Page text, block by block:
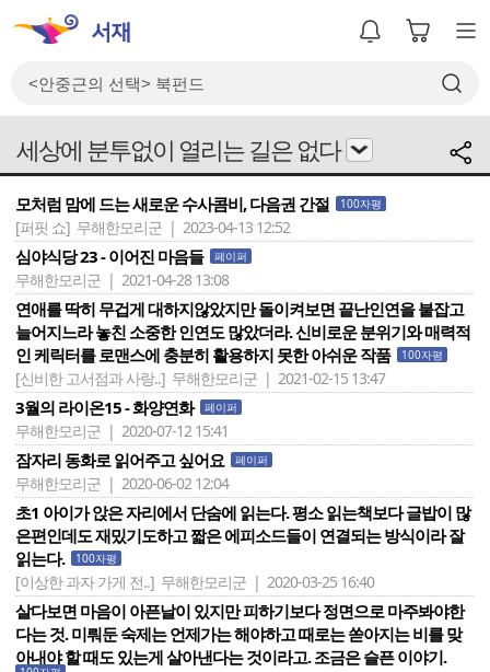
세상에 분투없이 열리는 길은 없다
모처럼 맘에 드는 새로운 수사콤비, 다음권 간절 100자평
[퍼핏 쇼] 무해한모리군 | 2023-04-13 12:52
심야식당 23 - 이어진 마음들 페이퍼
무해한모리군 | 2021-04-28 13:08
연애를 딱히 무겁게 대하지않았지만 돌이켜보면 끝난인연을 붙잡고
늘어지느라 놓친 소중한 인연도 많았더라. 신비로운 분위기와 매력적
인 케릭터를 로맨스에 충분히 활용하지 못한 아쉬운 작품
100자평
[신비한 고서점과 사랑..] 무해한모리군 | 2021-02-15 13:47
3월의 라이온15 - 화양연화 페이퍼
무해한모리군 | 2020-07-12 15:41
잠자리 동화로 읽어주고 싶어요 페이퍼
무해한모리군 | 2020-06-02 12:04
초1 아이가 앉은 자리에서 단숨에 읽는다. 평소 읽는책보다 글밥이 많
은편인데도 재밌기도하고 짧은 에피소드들이 연결되는 방식이라 잘
읽는다.
100자평
[이상한 과자 가게 전..] 무해한모리군 | 2020-03-25 16:40
살다보면 마음이 아픈날이 있지만 피하기보다 정면으로 마주봐야한
다는 것. 미뤄둔 숙제는 언제가는 해야하고 때로는 쏟아지는 비를 맞
아내야 할 때도 있는게 살아낸다는 것이라고. 조금은 슬픈 이야기.